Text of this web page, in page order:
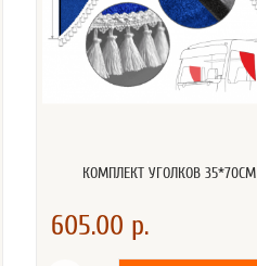
КОМПЛЕКТ УГОЛКОВ 35*70СМ
605.00 р.